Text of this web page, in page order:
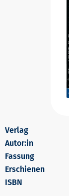
Autor:in
Erschienen